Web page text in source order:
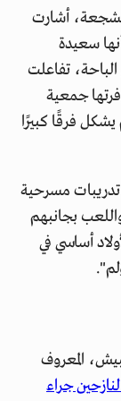
مشجعة، أشارت
سعيدة
تفاعلت
جمعية
فرقًا كبيرًا
تدريبات مسرحية
بجانبهم
أساسي في
المعروف
جراء